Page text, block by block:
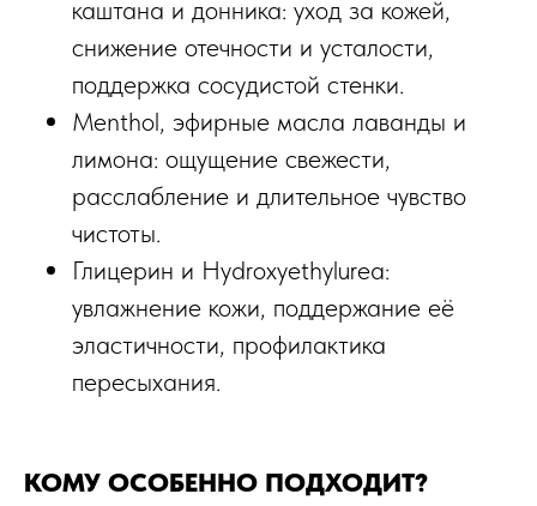
каштана и донника: уход за кожей,
снижение отечности и усталости,
поддержка сосудистой стенки.​
Menthol, эфирные масла лаванды и
лимона: ощущение свежести,
расслабление и длительное чувство
чистоты.​
Глицерин и Hydroxyethylurea:
увлажнение кожи, поддержание её
эластичности, профилактика
пересыхания.
КОМУ ОСОБЕННО ПОДХОДИТ?